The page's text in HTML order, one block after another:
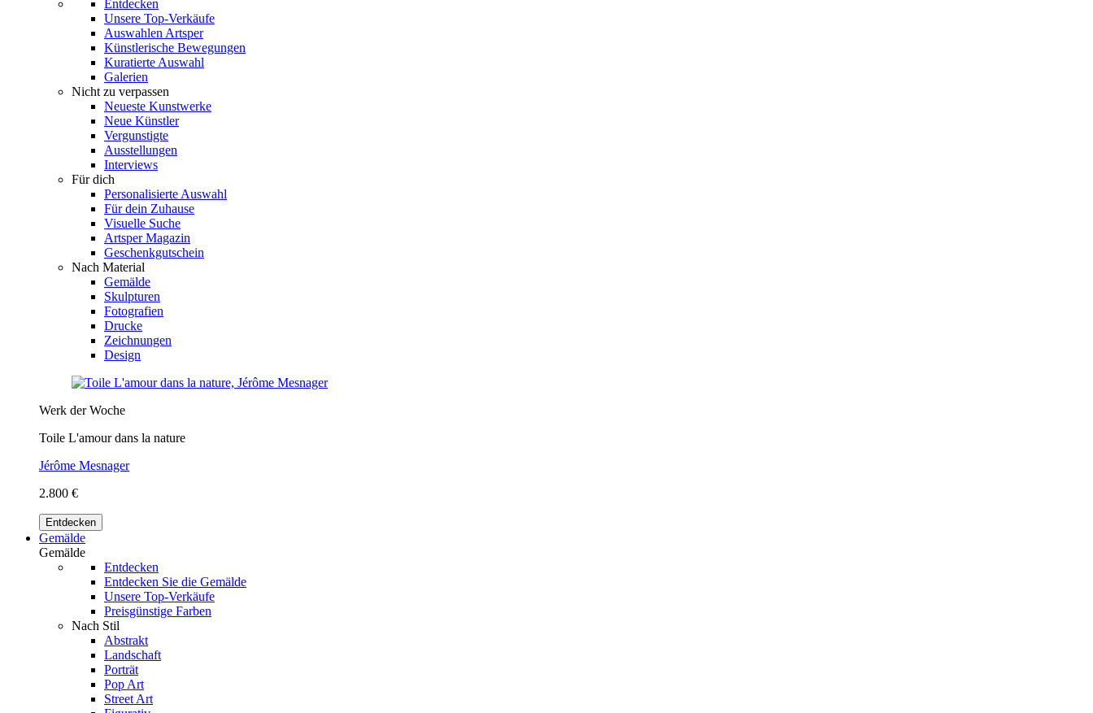
Entdecken
Unsere Top-Verkäufe
Auswahlen Artsper
Künstlerische Bewegungen
Kuratierte Auswahl
Galerien
Nicht zu verpassen
Neueste Kunstwerke
Neue Künstler
Vergunstigte
Ausstellungen
Interviews
Für dich
Personalisierte Auswahl
Für dein Zuhause
Visuelle Suche
Artsper Magazin
Geschenkgutschein
Nach Material
Gemälde
Skulpturen
Fotografien
Drucke
Zeichnungen
Design
Werk der Woche
Toile L'amour dans la nature
Jérôme Mesnager
2.800 €
Entdecken
Gemälde
Gemälde
Entdecken
Entdecken Sie die Gemälde
Unsere Top-Verkäufe
Preisgünstige Farben
Nach Stil
Abstrakt
Landschaft
Porträt
Pop Art
Street Art